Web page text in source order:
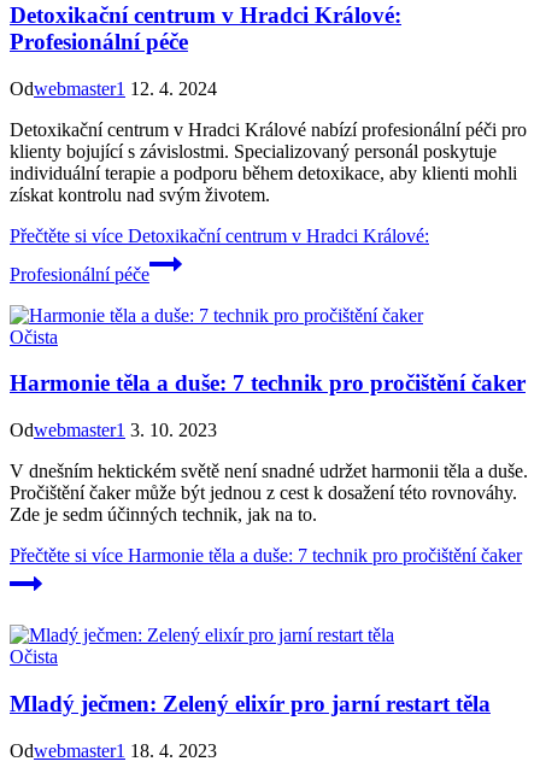
Detoxikační centrum v Hradci Králové:
Profesionální péče
Odwebmaster1 12. 4. 2024
Detoxikační centrum v Hradci Králové nabízí profesionální péči pro
klienty bojující s závislostmi. Specializovaný personál poskytuje
individuální terapie a podporu během detoxikace, aby klienti mohli
získat kontrolu nad svým životem.
Přečtěte si více Detoxikační centrum v Hradci Králové:
Profesionální péče
Očista
Harmonie těla a duše: 7 technik pro pročištění čaker
Odwebmaster1 3. 10. 2023
V dnešním hektickém světě není snadné udržet harmonii těla a duše.
Pročištění čaker může být jednou z cest k dosažení této rovnováhy.
Zde je sedm účinných technik, jak na to.
Přečtěte si více Harmonie těla a duše: 7 technik pro pročištění čaker
Očista
Mladý ječmen: Zelený elixír pro jarní restart těla
Odwebmaster1 18. 4. 2023